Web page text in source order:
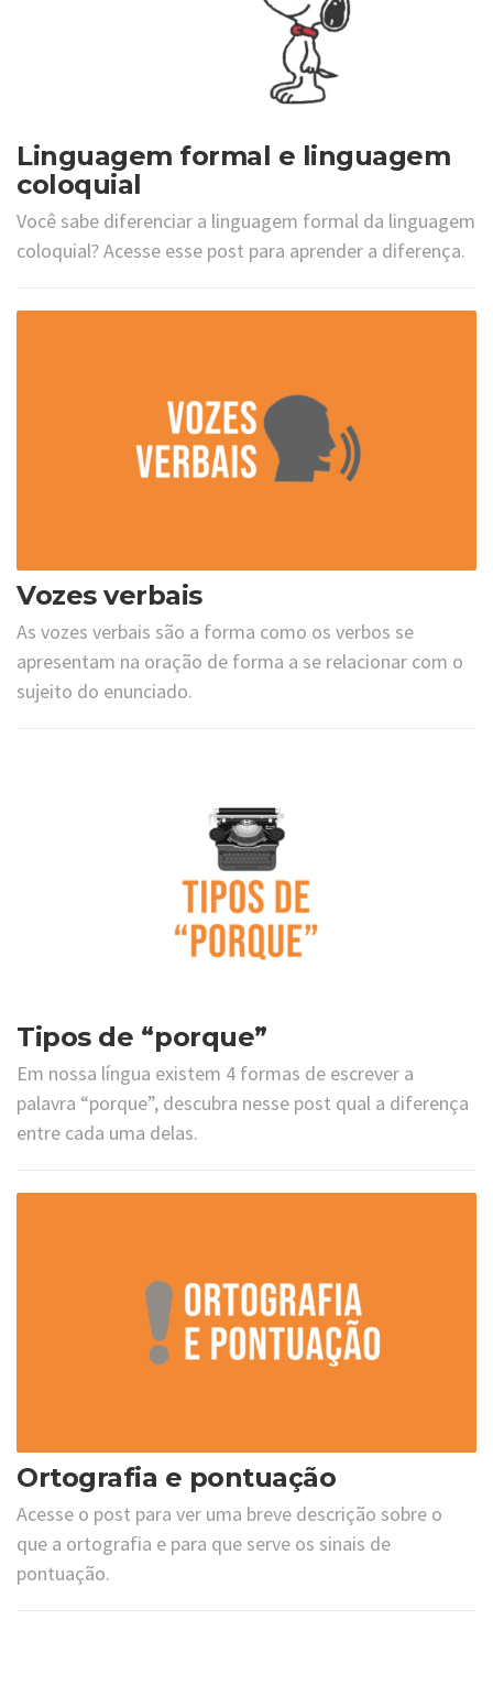
Linguagem formal e linguagem
coloquial
Você sabe diferenciar a linguagem formal da linguagem
coloquial? Acesse esse post para aprender a diferença.
Vozes verbais
As vozes verbais são a forma como os verbos se
apresentam na oração de forma a se relacionar com o
sujeito do enunciado.
Tipos de “porque”
Em nossa língua existem 4 formas de escrever a
palavra “porque”, descubra nesse post qual a diferença
entre cada uma delas.
Ortografia e pontuação
Acesse o post para ver uma breve descrição sobre o
que a ortografia e para que serve os sinais de
pontuação.